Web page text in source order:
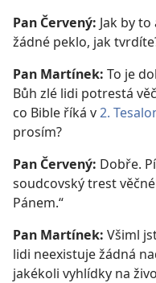
Pan Červený: Jak by
žádné peklo, jak
Pan Martínek: To je
Bůh zlé lidi potrestá
co Bible říká v2.
prosím?
Pan Červený: Dobře.
soudcovský trest
Pánem.“
Pan Martínek: Všiml
lidi neexistuje žádná
jakékoli vyhlídky na